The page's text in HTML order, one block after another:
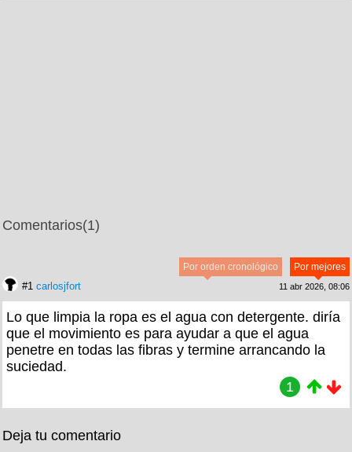
Comentarios(1)
Por mejores
Por orden cronológico
#1 carlosjfort 11 abr 2026, 08:06
Lo que limpia la ropa es el agua con detergente. diría
que el movimiento es para ayudar a que el agua
penetre en todas las fibras y termine arrancando la
suciedad.
1
Deja tu comentario